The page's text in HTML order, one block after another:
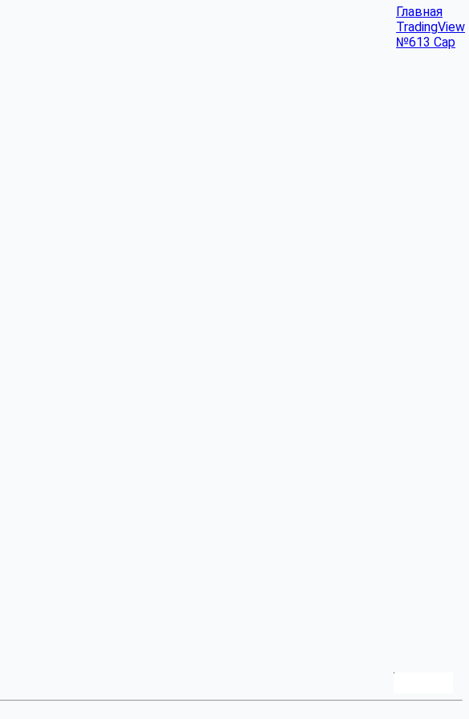
Главная
TradingView
№613 Cap